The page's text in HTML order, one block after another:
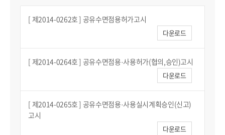
[ 제2014-0262호 ] 공유수면점용허가고시
다운로드
[ 제2014-0264호 ] 공유수면점용·사용허가(협의,승인)고시
다운로드
[ 제2014-0265호 ] 공유수면점용·사용실시계획승인(신고)
고시
다운로드